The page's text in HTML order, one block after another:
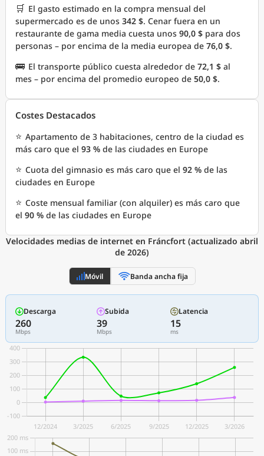
🛒 El gasto estimado en la compra mensual del
supermercado es de unos 342 $. Cenar fuera en un
restaurante de gama media cuesta unos 90,0 $ para dos
personas – por encima de la media europea de 76,0 $.
🚌 El transporte público cuesta alrededor de 72,1 $ al
mes – por encima del promedio europeo de 50,0 $.
Costes Destacados
⭐ Apartamento de 3 habitaciones, centro de la ciudad es
más caro que el 93 % de las ciudades en Europe
⭐ Cuota del gimnasio es más caro que el 92 % de las
ciudades en Europe
⭐ Coste mensual familiar (con alquiler) es más caro que
el 90 % de las ciudades en Europe
Velocidades medias de internet en Fráncfort (actualizado abril
de 2026)
Móvil Banda ancha fija
Descarga
260
Mbps
Subida
39
Mbps
Latencia
15
ms